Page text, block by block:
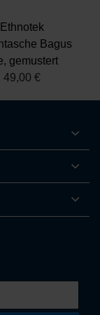
Ethnotek
Bagus
gemustert
49,00 €